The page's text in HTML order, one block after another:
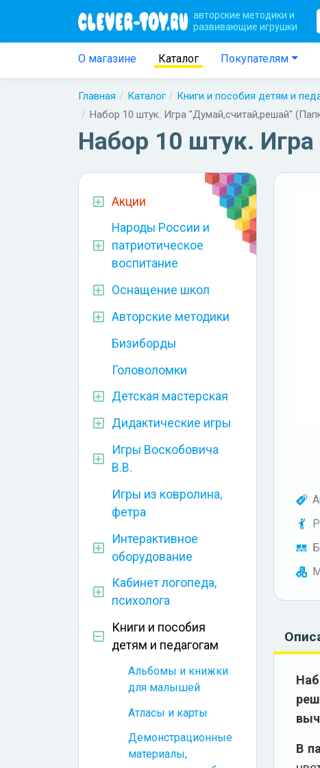
авторские методики и
развивающие игрушки
О магазине Каталог Покупателям
Главная Каталог Книги и пособия детям и
Набор 10 штук. Игра "Думай,считай,решай"
Набор 10 штук.
Акции
Народы России и
патриотическое
воспитание
Оснащение школ
Авторские методики
Бизиборды
Головоломки
Детская мастерская
Дидактические игры
Игры Воскобовича
В.В.
Игры из ковролина,
фетра
Интерактивное
оборудование
Кабинет логопеда,
психолога
Книги и пособия
детям и педагогам
Альбомы и книжки
для малышей
Атласы и карты
Демонстрационные
материалы,
В